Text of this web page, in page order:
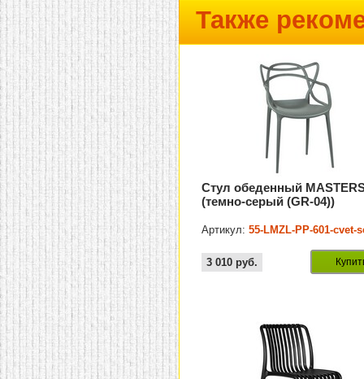
Также
Стул обеденный
(темно-серый (GR-04))
Артикул:55-LMZL-PP-601-cvet-
3 010 руб.